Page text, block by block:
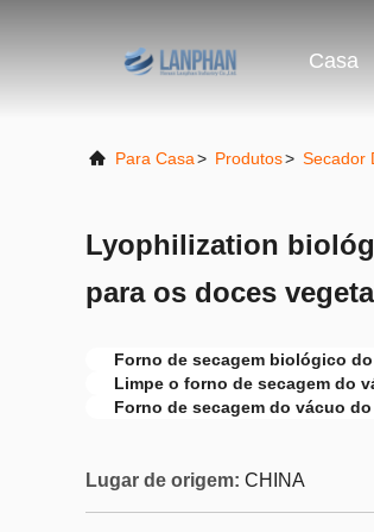
Casa
Para Casa> Produtos> Secador
Lyophilization
para os doces
Forno de secagem biológico
Limpe o forno de secagem do
Forno de secagem do vácuo
Lugar de origem: CHINA